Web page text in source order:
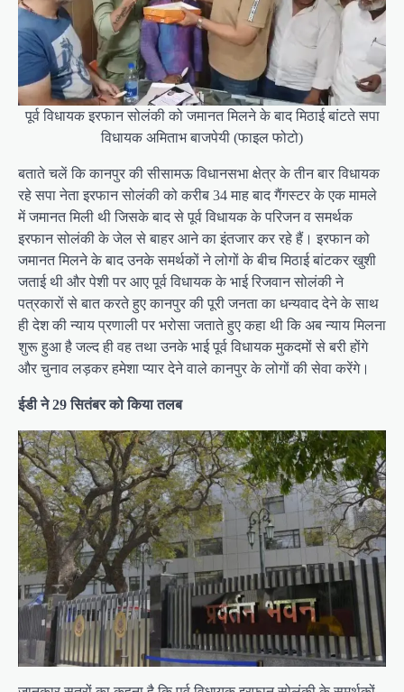
पूर्व विधायक इरफान सोलंकी को जमानत मिलने के बाद मिठाई बांटते सपा
विधायक अमिताभ बाजपेयी (फाइल फोटो)
बताते चलें कि कानपुर की सीसामऊ विधानसभा क्षेत्र के तीन बार विधायक
रहे सपा नेता इरफान सोलंकी को करीब 34 माह बाद गैंगस्टर के एक मामले
में जमानत मिली थी जिसके बाद से पूर्व विधायक के परिजन व समर्थक
इरफान सोलंकी के जेल से बाहर आने का इंतजार कर रहे हैं। इरफान को
जमानत मिलने के बाद उनके समर्थकों ने लोगों के बीच मिठाई बांटकर खुशी
जताई थी और पेशी पर आए पूर्व विधायक के भाई रिजवान सोलंकी ने
पत्रकारों से बात करते हुए कानपुर की पूरी जनता का धन्यवाद देने के साथ
ही देश की न्याय प्रणाली पर भरोसा जताते हुए कहा थी कि अब न्याय मिलना
शुरू हुआ है जल्द ही वह तथा उनके भाई पूर्व विधायक मुकदमों से बरी होंगे
और चुनाव लड़कर हमेशा प्यार देने वाले कानपुर के लोगों की सेवा करेंगे।
ईडी ने 29 सितंबर को किया तलब